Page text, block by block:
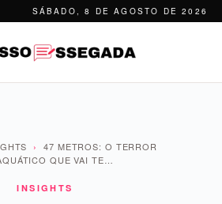
SÁBADO, 8 DE AGOSTO DE 2026
›
47 METROS: O TERROR
QUE VAI TE…
INSIGHTS